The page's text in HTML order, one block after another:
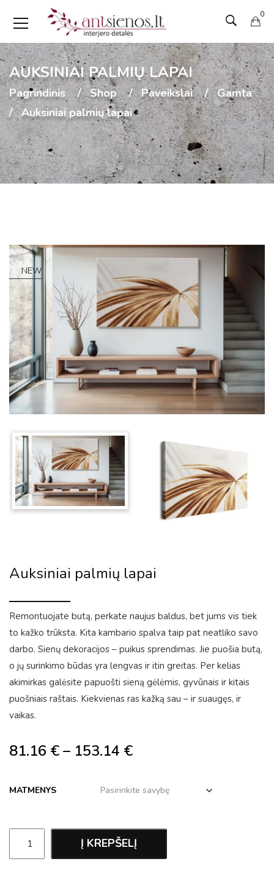
0
AUKSINIAI PALMIŲ LAPAI
Pagrindinis Shop Paveikslai
Gamta
Auksiniai palmių lapai
NEW
Auksiniai palmių lapai
Remontuojate butą, perkate naujus baldus, bet jums vis tiek
to kažko trūksta. Kita kambario spalva taip pat neatliko savo
darbo. Sienų dekoracijos – puikus sprendimas. Jie puošia butą,
o jų surinkimo būdas yra lengvas ir itin greitas. Per kelias
akimirkas galėsite papuošti sieną gėlėmis, gyvūnais ir kitais
puošniais raštais. Kiekvienas ras kažką sau – ir suaugęs, ir
vaikas.
81.16 €– 153.14 €
MATMENYS
Į KREPŠELĮ